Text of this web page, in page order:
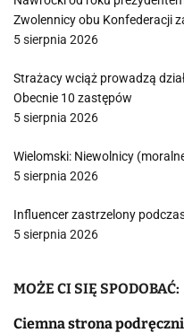
Zwolennicy obu Konfederacji
5 sierpnia 2026
Strażacy wciąż prowadzą
Obecnie 10 zastępów
5 sierpnia 2026
Wielomski: Niewolnicy
5 sierpnia 2026
Influencer zastrzelony
5 sierpnia 2026
MOŻE CI SIĘ SPODOBAĆ:
Ciemna strona